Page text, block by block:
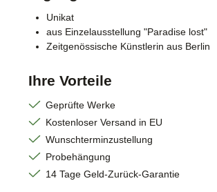
Unikat
aus Einzelausstellung "Paradise lost"
Zeitgenössische Künstlerin aus Berlin
Ihre Vorteile
Geprüfte Werke
Kostenloser Versand in EU
Wunschterminzustellung
Probehängung
14 Tage Geld-Zurück-Garantie